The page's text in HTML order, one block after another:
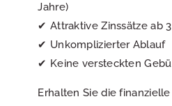
Jahre)
✔ Attraktive Zinssätze ab 3
✔ Unkomplizierter Ablauf
✔ Keine versteckten
Erhalten Sie die